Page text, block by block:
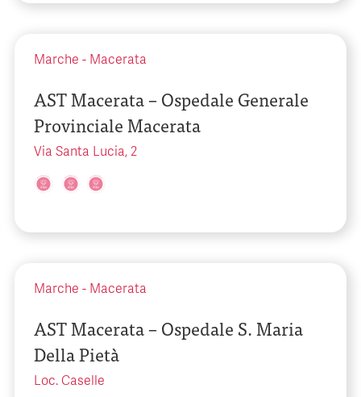
Marche - Macerata
AST Macerata – Ospedale Generale
Provinciale Macerata
Via Santa Lucia, 2
Marche - Macerata
AST Macerata – Ospedale S. Maria
Della Pietà
Loc. Caselle